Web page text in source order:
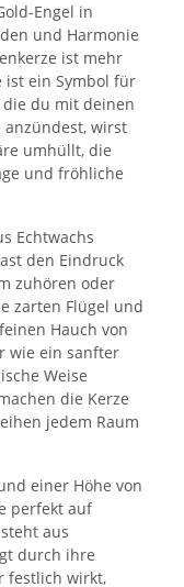
Engel in
und Harmonie
ist mehr
ist ein Symbol für
du mit deinen
anzündest, wirst
umhüllt, die
und fröhliche
Echtwachs
den Eindruck
zuhören oder
zarten Flügel und
Hauch von
wie ein sanfter
Weise
die Kerze
jedem Raum
einer Höhe von
perfekt auf
aus
durch ihre
festlich wirkt,